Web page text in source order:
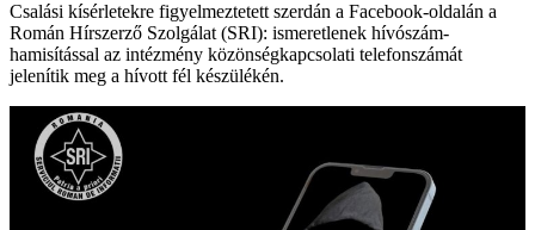
Csalási kísérletekre figyelmeztetett szerdán a Facebook-oldalán a
Román Hírszerző Szolgálat (SRI): ismeretlenek hívószám-
hamisítással az intézmény közönségkapcsolati telefonszámát
jelenítik meg a hívott fél készülékén.